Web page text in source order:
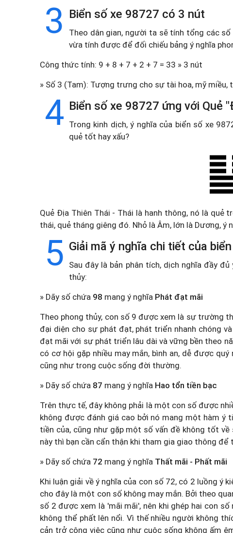
3 Biển số xe 98727 có 3 nút
Theo dân gian, người ta sẽ tính tổng các
vừa tính được để đối chiếu bảng ý nghĩa
Công thức tính: 9 + 8 + 7 + 2 + 7 = 33 » 3 nút
» Số 3 (Tam): Tượng trưng cho sự tài hoa, mỹ miều,
4 Biển số xe 98727 ứng với Quẻ
Trong kinh dịch, ý nghĩa của biển số xe
quẻ tốt hay xấu?
Quẻ Địa Thiên Thái - Thái là hanh thông, nó là quẻ
thái, quẻ tháng giêng đó. Nhỏ là Âm, lớn là Dương, ý
5 Giải mã ý nghĩa chi tiết của
Sau đây là bản phân tích, dịch nghĩa đầy
thủy:
» Dãy số chứa 98 mang ý nghĩa Phát đạt mãi
Theo phong thủy, con số 9 được xem là sự trường
đại diện cho sự phát đạt, phát triển nhanh chóng
đạt mãi với sự phát triển lâu dài và vững bền theo
có cơ hội gặp nhiều may mắn, bình an, dễ được
cũng như trong cuộc sống đời thường.
» Dãy số chứa 87 mang ý nghĩa Hao tổn tiền bạc
Trên thực tế, đây không phải là một con số được
không được đánh giá cao bởi nó mang một hàm ý
tiền của, cũng như gặp một số vấn đề không tốt về
này thì bạn cần cẩn thận khi tham gia giao thông để
» Dãy số chứa 72 mang ý nghĩa Thất mãi - Phất mãi
Khi luận giải về ý nghĩa của con số 72, có 2 luồng ý
cho đây là một con số không may mắn. Bởi theo
số 2 được xem là 'mãi mãi', nên khi ghép hai con
không thể phất lên nổi. Vì thế nhiều người không
cản trở công việc cũng như cuộc sống không ấm